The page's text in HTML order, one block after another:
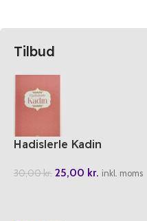
Tilbud
Hadislerle Kadin
30,00kr. 25,00 kr. inkl. moms